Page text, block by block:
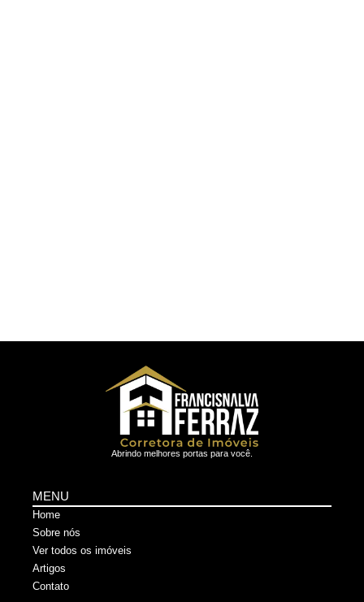
Abrindo melhores portas para você.
MENU
Home
Sobre nós
Ver todos os imóveis
Artigos
Contato